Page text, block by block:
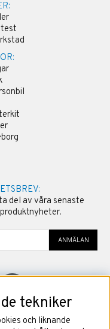
del av våra senaste
ANMÄLAN
tekniker
och liknande